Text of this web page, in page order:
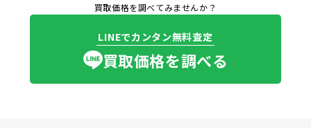
買取価格を調べてみませんか？
LINEでカンタン無料査定
買取価格を調べる